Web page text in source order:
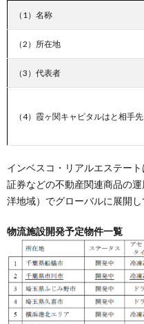
（1）名称
（2）所在地
（3）代表者
（4）霞ヶ関キャピタルはと相手
インベスコ・リアルエステー
証券などの不動産関連商品の
洋地域）でグローバルに展開し
物流施設開発予定物件一覧